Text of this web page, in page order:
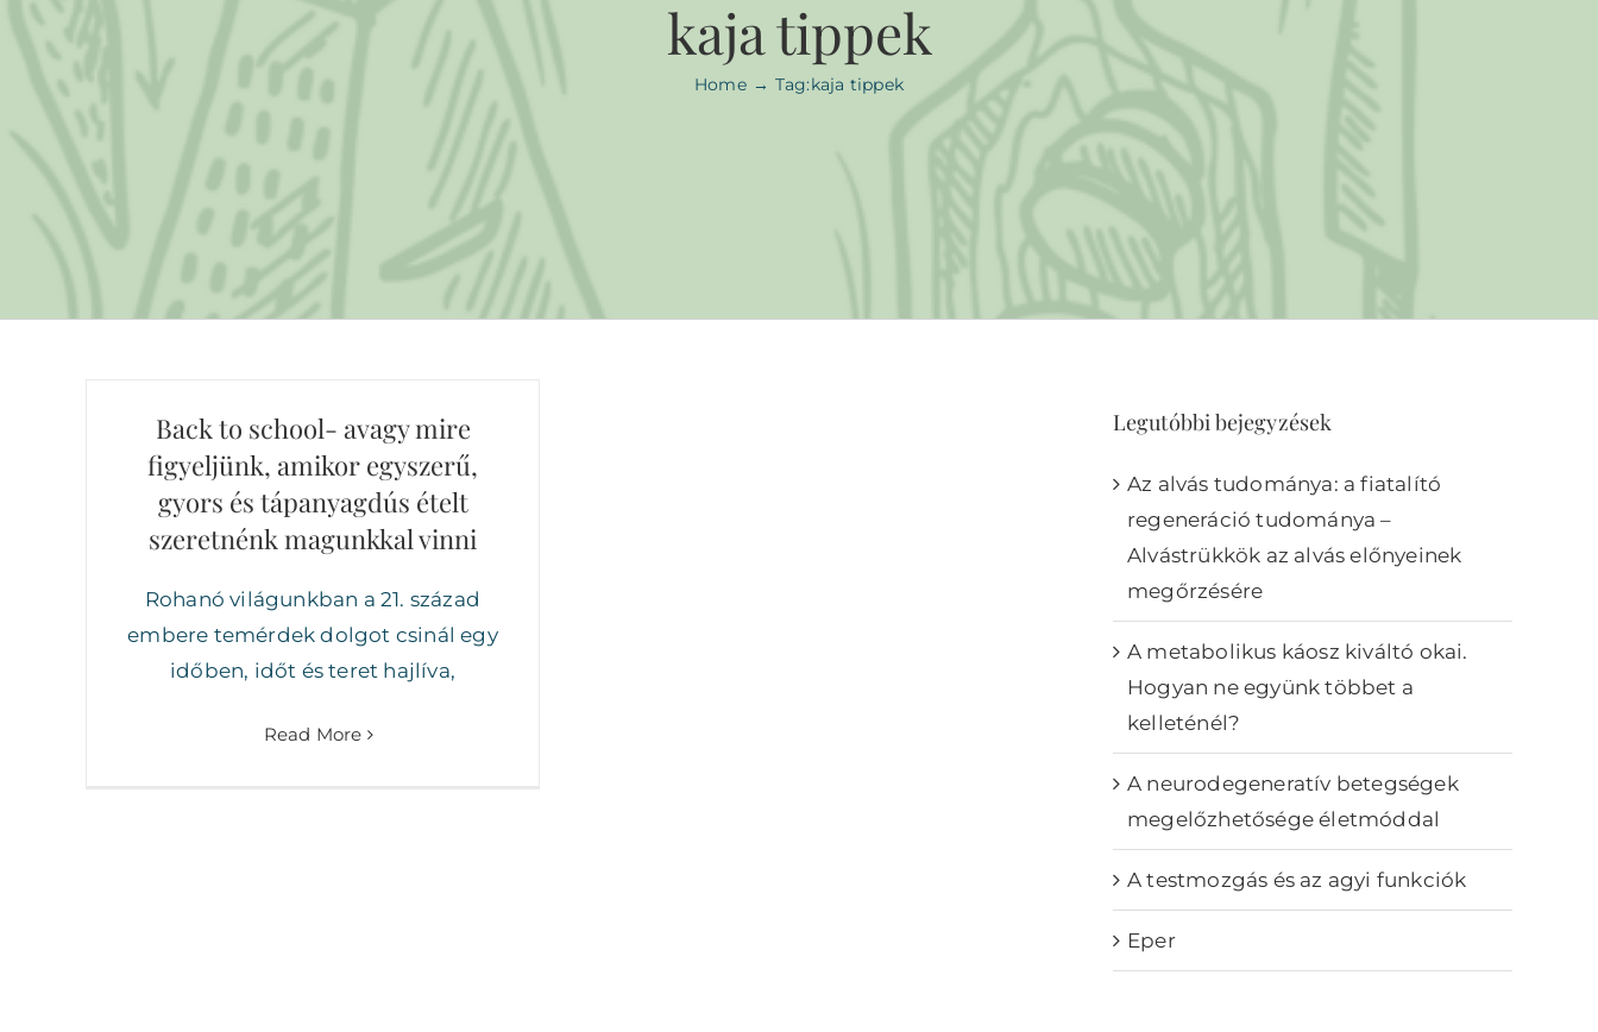
kaja tippek
Home Tag:kaja tippek
Back to school- avagy mire
figyeljünk, amikor egyszerű,
gyors és tápanyagdús ételt
szeretnénk magunkkal vinni
Rohanó világunkban a 21. század
embere temérdek dolgot csinál egy
időben, időt és teret hajlíva,
Read More
Legutóbbi bejegyzések
Az alvás tudománya: a fiatalító
regeneráció tudománya –
Alvástrükkök az alvás előnyeinek
megőrzésére
A metabolikus káosz kiváltó okai.
Hogyan ne együnk többet a
kelleténél?
A neurodegeneratív betegségek
megelőzhetősége életmóddal
A testmozgás és az agyi funkciók
Eper